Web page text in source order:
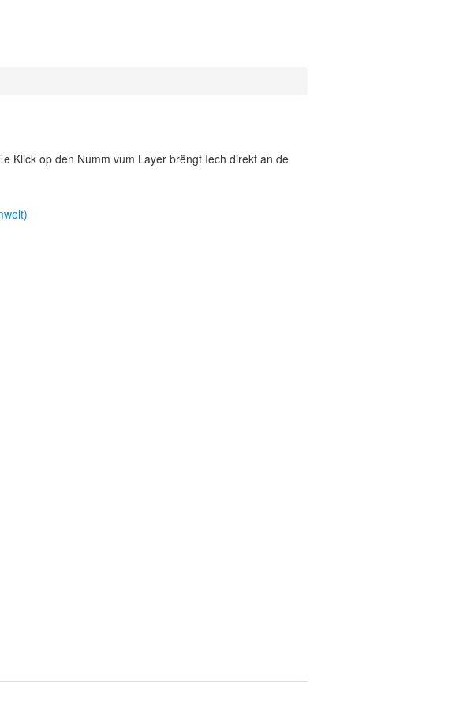
Klick op den Numm vum Layer brëngt Iech direkt an de